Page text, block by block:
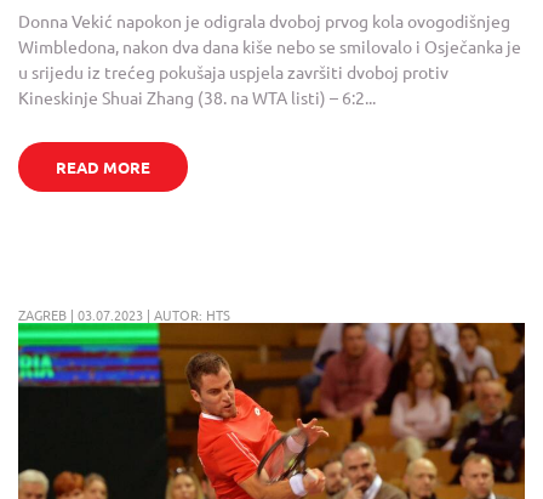
Donna Vekić napokon je odigrala dvoboj prvog kola ovogodišnjeg
Wimbledona, nakon dva dana kiše nebo se smilovalo i Osječanka je
u srijedu iz trećeg pokušaja uspjela završiti dvoboj protiv
Kineskinje Shuai Zhang (38. na WTA listi) – 6:2...
READ MORE
ZAGREB | 03.07.2023 | AUTOR: HTS